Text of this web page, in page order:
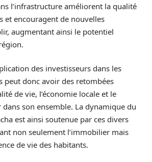
l’infrastructure améliorent la qualité
et encouragent de nouvelles
augmentant ainsi le potentiel
des investisseurs dans les
peut donc avoir des retombées
de vie, l’économie locale et le
son ensemble. La dynamique du
est ainsi soutenue par ces divers
non seulement l’immobilier mais
de vie des habitants.